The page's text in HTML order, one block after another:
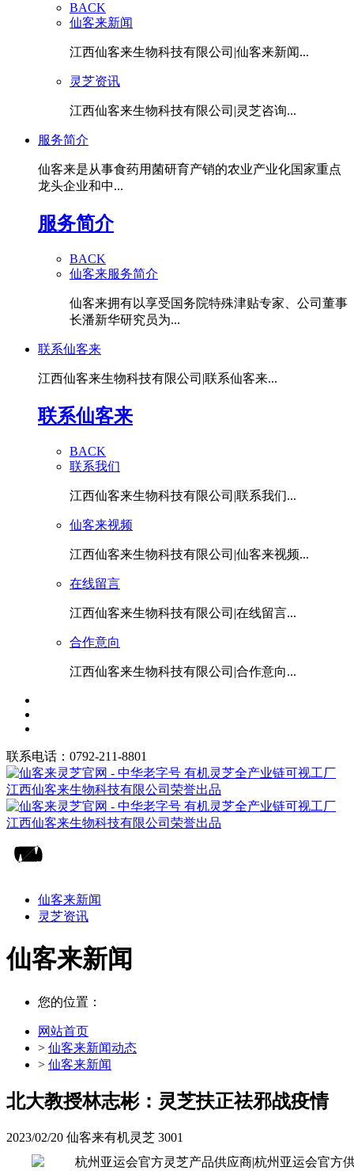
BACK
仙客来新闻
江西仙客来生物科技有限公司|仙客来新闻...
灵芝资讯
江西仙客来生物科技有限公司|灵芝咨询...
服务简介
仙客来是从事食药用菌研育产销的农业产业化国家重点
龙头企业和中...
服务简介
BACK
仙客来服务简介
仙客来拥有以享受国务院特殊津贴专家、公司董事
长潘新华研究员为...
联系仙客来
江西仙客来生物科技有限公司|联系仙客来...
联系仙客来
BACK
联系我们
江西仙客来生物科技有限公司|联系我们...
仙客来视频
江西仙客来生物科技有限公司|仙客来视频...
在线留言
江西仙客来生物科技有限公司|在线留言...
合作意向
江西仙客来生物科技有限公司|合作意向...
联系电话：0792-211-8801
仙客来新闻
灵芝资讯
仙客来新闻
您的位置：
网站首页
> 仙客来新闻动态
> 仙客来新闻
北大教授林志彬：灵芝扶正祛邪战疫情
2023/02/20 仙客来有机灵芝 3001